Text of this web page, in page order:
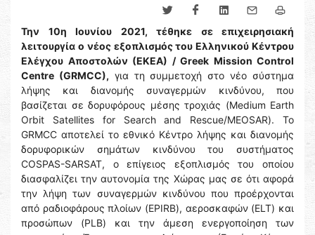
Την 10η Ιουνίου 2021, τέθηκε σε επιχειρησιακή
λειτουργία ο νέος εξοπλισμός του Ελληνικού Κέντρου
Ελέγχου Αποστολών (ΕΚΕΑ) / Greek Mission Control
Centre (GRMCC), για τη συμμετοχή στο νέο σύστημα
λήψης και διανομής συναγερμών κινδύνου, που
βασίζεται σε δορυφόρους μέσης τροχιάς (Medium Earth
Orbit Satellites for Search and Rescue/MEOSAR). Το
GRMCC αποτελεί το εθνικό Κέντρο λήψης και διανομής
δορυφορικών σημάτων κινδύνου του συστήματος
COSPAS-SARSAT, ο επίγειος εξοπλισμός του οποίου
διασφαλίζει την αυτονομία της Χώρας μας σε ότι αφορά
την λήψη των συναγερμών κινδύνου που προέρχονται
από ραδιοφάρους πλοίων (EPIRB), αεροσκαφών (ELT) και
προσώπων (PLB) και την άμεση ενεργοποίηση των